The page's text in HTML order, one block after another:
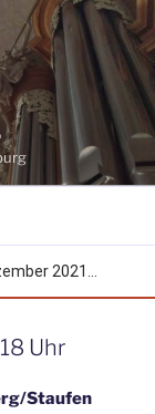
2021...
Uhr
Staufen